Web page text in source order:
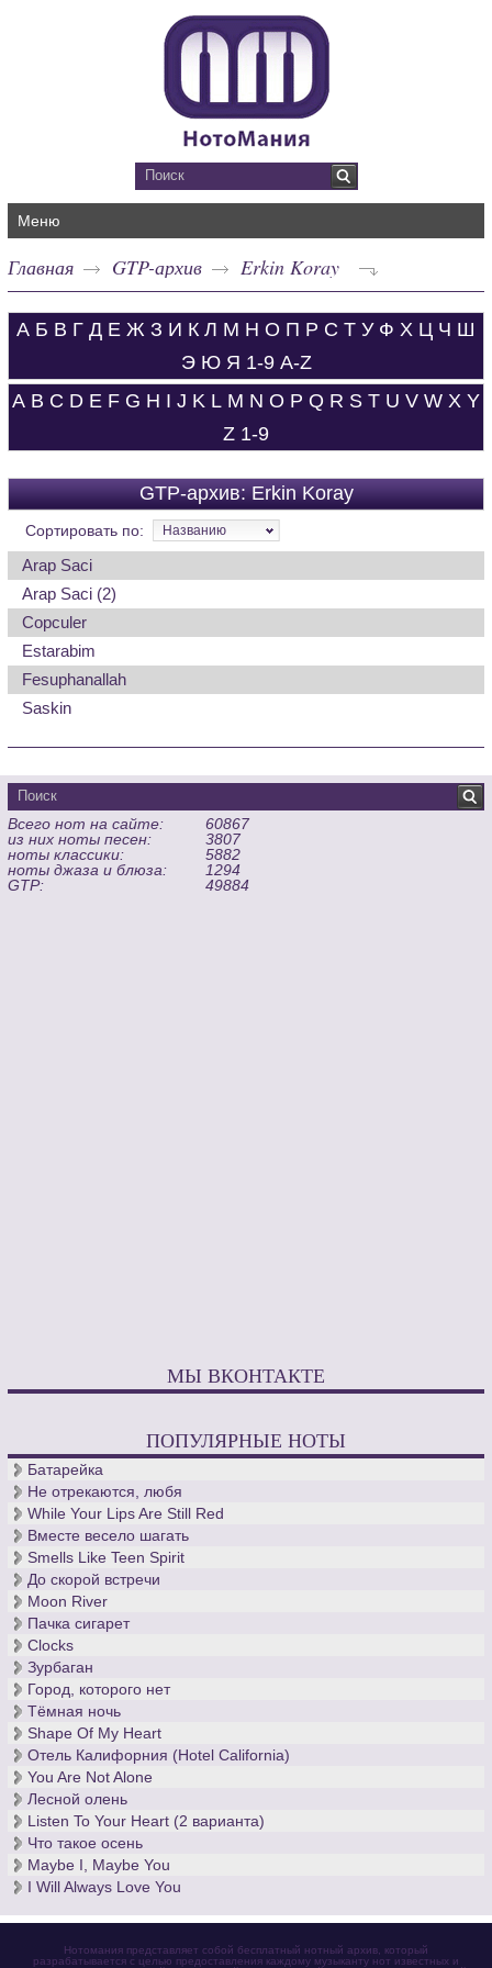
Меню
Главная GTP-архив Erkin Koray
А Б В Г Д Е Ж З И К Л М Н О П Р С Т У Ф Х Ц Ч Ш
Э Ю Я 1-9 A-Z
A B C D E F G H I J K L M N O P Q R S T U V W X Y
Z 1-9
GTP-архив: Erkin Koray
Сортировать по: Названию
Arap Saci
Arap Saci (2)
Copculer
Estarabim
Fesuphanallah
Saskin
Всего нот на сайте:
60867
из них ноты песен:
3807
ноты классики:
5882
ноты джаза и блюза:
1294
GTP:
49884
МЫ ВКОНТАКТЕ
ПОПУЛЯРНЫЕ НОТЫ
Батарейка
Не отрекаются, любя
While Your Lips Are Still Red
Вместе весело шагать
Smells Like Teen Spirit
До скорой встречи
Moon River
Пачка сигарет
Clocks
Зурбаган
Город, которого нет
Тёмная ночь
Shape Of My Heart
Отель Калифорния (Hotel California)
You Are Not Alone
Лесной олень
Listen To Your Heart (2 варианта)
Что такое осень
Maybe I, Maybe You
I Will Always Love You
Нотомания представляет собой бесплатный нотный архив, который
разрабатывается с целью предоставления каждому музыканту нот известных и